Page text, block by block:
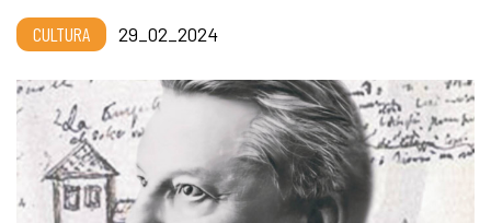
CULTURA 29_02_2024